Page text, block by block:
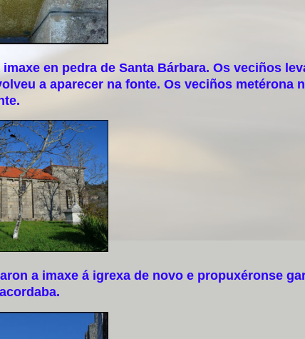
en pedra de Santa Bárbara. Os veciños
a aparecer na fonte. Os veciños metérona
a imaxe á igrexa de novo e propuxéronse